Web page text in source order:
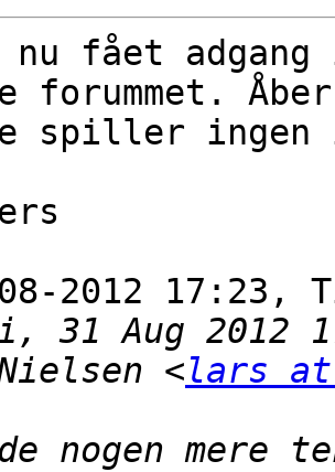
nu fået
forummet.
spiller ingen
2012 17:23,
<lars
nogen mere